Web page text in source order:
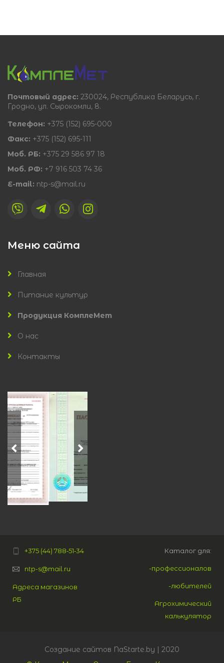
Почтовый адрес: 230024, Республика Беларусь, г.
Гродно, ул. Сырокомли, 8.
Телефон: +375 (152) 695-000
Факс: +375 (152) 695-111
Моб. РБ: +375 29 586 97 18
Моб. РФ: +7 916 503 74 36
E-mail: ntp-s@mail.ru
Меню сайта
Главная
Питание культур
Продукция КомплеМет
О нас
Контакты
+375 (44) 788‑51‑34
ntp-s@mail.ru
Адреса магазинов
РБ
Каталог для:
-профессионалов
-любителей
Агрохимический
калькулятор
Создание сайтов NaStarte.by | 2020